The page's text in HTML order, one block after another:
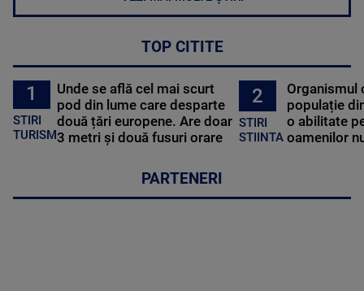
TOP CITITE
1
STIRI
TURISM
Unde se află cel mai scurt
pod din lume care desparte
două țări europene. Are doar
3 metri și două fusuri orare
2
STIRI
STIINTA
Organismul
populație
o abilitate
oamenilor
PARTENERI